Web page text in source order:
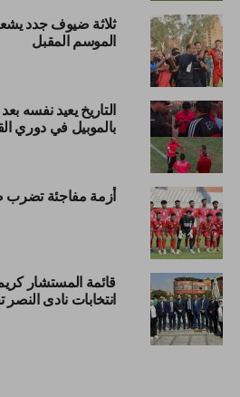
ثلاثة ضيوف جدد
الموسم المقبل
التاريخ يعيد نفسه
بالموبيل في دوري
أزمة مفاجئة تضرب
قائمة المستشار
انتخابات نادى النصر